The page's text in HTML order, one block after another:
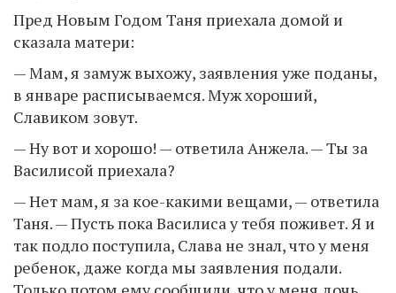
Пред Новым Годом Таня приехала домой и
сказала матери:
— Мам, я замуж выхожу, заявления уже поданы,
в январе расписываемся. Муж хороший,
Славиком зовут.
— Ну вот и хорошо! — ответила Анжела. — Ты за
Василисой приехала?
— Нет мам, я за кое-какими вещами, — ответила
Таня. — Пусть пока Василиса у тебя поживет. Я и
так подло поступила, Слава не знал, что у меня
ребенок, даже когда мы заявления подали.